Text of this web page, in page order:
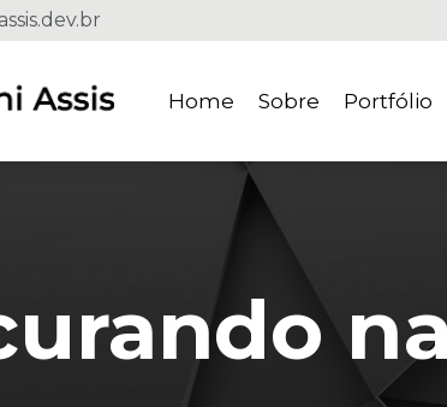
Home Sobre Portfólio